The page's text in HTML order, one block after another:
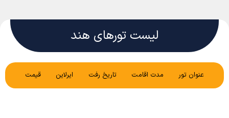
لیست تورهای هند
عنوان تور مدت اقامت تاریخ رفت ایرلاین قیمت